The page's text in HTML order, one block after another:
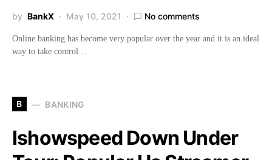
by BankX May 10, 2021 No comments
Online banking has become very popular over the year and it is an ideal
way to take control…
B BANKING
Ishowspeed Down Under